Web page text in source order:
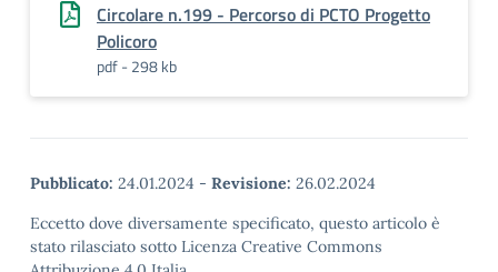
Circolare n.199 - Percorso di PCTO Progetto
Policoro
pdf - 298 kb
Pubblicato: 24.01.2024 - Revisione: 26.02.2024
Eccetto dove diversamente specificato, questo articolo è
stato rilasciato sotto Licenza Creative Commons